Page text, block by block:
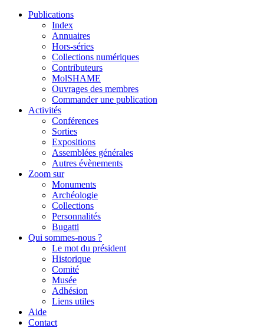
Publications
Index
Annuaires
Hors-séries
Collections numériques
Contributeurs
MolSHAME
Ouvrages des membres
Commander une publication
Activités
Conférences
Sorties
Expositions
Assemblées générales
Autres évènements
Zoom sur
Monuments
Archéologie
Collections
Personnalités
Bugatti
Qui sommes-nous ?
Le mot du président
Historique
Comité
Musée
Adhésion
Liens utiles
Aide
Contact